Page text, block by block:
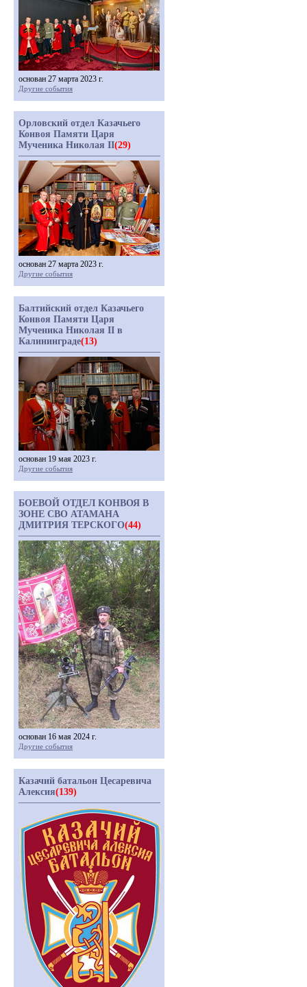
основан 27 марта 2023 г.
Другие события
Орловский отдел Казачьего
Конвоя Памяти Царя
Мученика Николая II(29)
основан 27 марта 2023 г.
Другие события
Балтийский отдел Казачьего
Конвоя Памяти Царя
Мученика Николая II в
Калининграде(13)
основан 19 мая 2023 г.
Другие события
БОЕВОЙ ОТДЕЛ КОНВОЯ В
ЗОНЕ СВО АТАМАНА
ДМИТРИЯ ТЕРСКОГО(44)
основан 16 мая 2024 г.
Другие события
Казачий батальон Цесаревича
Алексия(139)